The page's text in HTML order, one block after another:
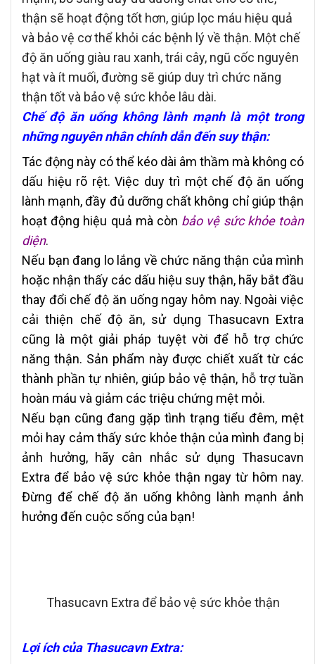
thận sẽ hoạt động tốt hơn, giúp lọc máu hiệu quả
và bảo vệ cơ thể khỏi các bệnh lý về thận. Một chế
độ ăn uống giàu rau xanh, trái cây, ngũ cốc nguyên
hạt và ít muối, đường sẽ giúp duy trì chức năng
thận tốt và bảo vệ sức khỏe lâu dài.
Chế độ ăn uống không lành mạnh là một trong
những nguyên nhân chính dẫn đến suy thận:
Tác động này có thể kéo dài âm thầm mà không có
dấu hiệu rõ rệt. Việc duy trì một chế độ ăn uống
lành mạnh, đầy đủ dưỡng chất không chỉ giúp thận
hoạt động hiệu quả mà còn bảo vệ sức khỏe toàn
diện.
Nếu bạn đang lo lắng về chức năng thận của mình
hoặc nhận thấy các dấu hiệu suy thận, hãy bắt đầu
thay đổi chế độ ăn uống ngay hôm nay. Ngoài việc
cải thiện chế độ ăn, sử dụng Thasucavn Extra
cũng là một giải pháp tuyệt vời để hỗ trợ chức
năng thận. Sản phẩm này được chiết xuất từ các
thành phần tự nhiên, giúp bảo vệ thận, hỗ trợ tuần
hoàn máu và giảm các triệu chứng mệt mỏi.
Nếu bạn cũng đang gặp tình trạng tiểu đêm, mệt
mỏi hay cảm thấy sức khỏe thận của mình đang bị
ảnh hưởng, hãy cân nhắc sử dụng Thasucavn
Extra để bảo vệ sức khỏe thận ngay từ hôm nay.
Đừng để chế độ ăn uống không lành mạnh ảnh
hưởng đến cuộc sống của bạn!
Thasucavn Extra để bảo vệ sức khỏe thận
Lợi ích của Thasucavn Extra: